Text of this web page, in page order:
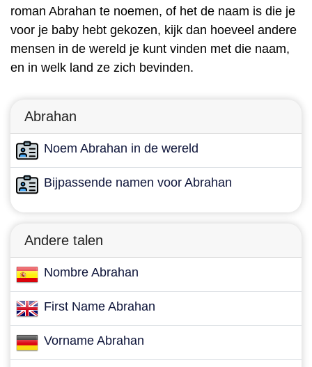
roman Abrahan te noemen, of het de naam is die je
voor je baby hebt gekozen, kijk dan hoeveel andere
mensen in de wereld je kunt vinden met die naam,
en in welk land ze zich bevinden.
Abrahan
Noem Abrahan in de wereld
Bijpassende namen voor Abrahan
Andere talen
Nombre Abrahan
First Name Abrahan
Vorname Abrahan